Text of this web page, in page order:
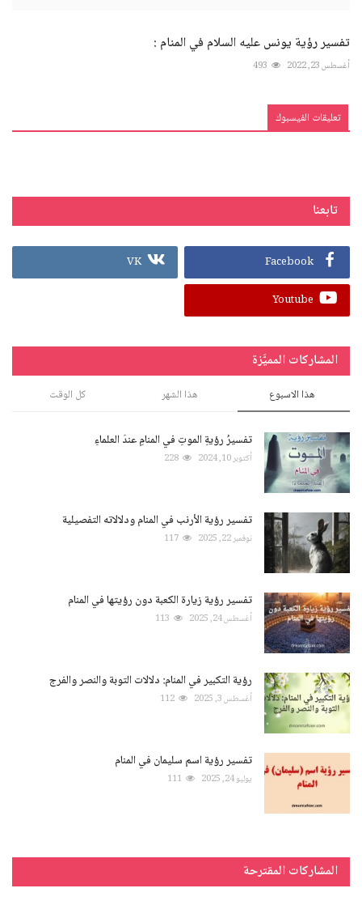
تفسير رؤية يونس عليه السلام في المنام :
أغسطس 23, 2022 493
تعليقات الفيسبوك
تابعنا
Facebook
VK
Youtube
المشاركات المميَّزة
هذا الاسبوع هذا الشهر كل الوقت
تفسيرُ رؤيةِ الموتِ في المنامِ عندَ العلماءِ
أكتوبر 10, 2024 228
تفسير رؤية الأرنب في المنام ودلالاته التفصيلية
نوفمبر 22, 2025 117
تفسير رؤية زيارة الكعبة دون رؤيتها في المنام
أغسطس 24, 2025 113
رؤية التكبير في المنام: دلالات التوبة والنصر والفرج
أغسطس 3, 2025 112
تفسير رؤية اسم سليمان في المنام
يوليو 24, 2025 111
المشاركات المقترحة